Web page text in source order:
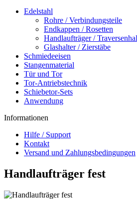
Edelstahl
Rohre / Verbindungsteile
Endkappen / Rosetten
Handlaufträger /
Glashalter / Zierstäbe
Schmiedeeisen
Stangenmaterial
Tür und Tor
Tor-Antriebstechnik
Schiebetor-Sets
Anwendung
Informationen
Hilfe / Support
Kontakt
Versand und Zahlungsbedingungen
Handlaufträger fest